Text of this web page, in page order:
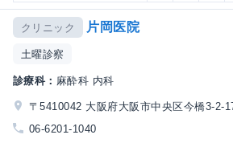
クリニック 片岡医院
土曜診察
診療科： 麻酔科 内科
〒5410042 大阪府大阪市中央区今橋3-2-
06-6201-1040